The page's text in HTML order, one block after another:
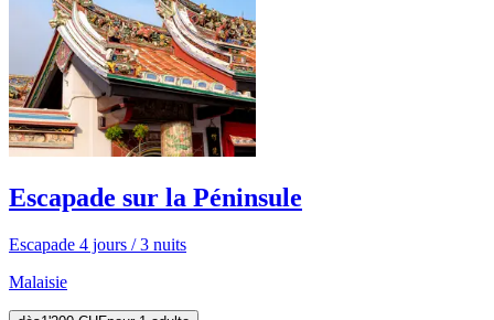
Escapade sur la Péninsule
Escapade 4 jours / 3 nuits
Malaisie